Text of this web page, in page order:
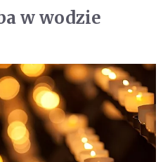
w wodzie